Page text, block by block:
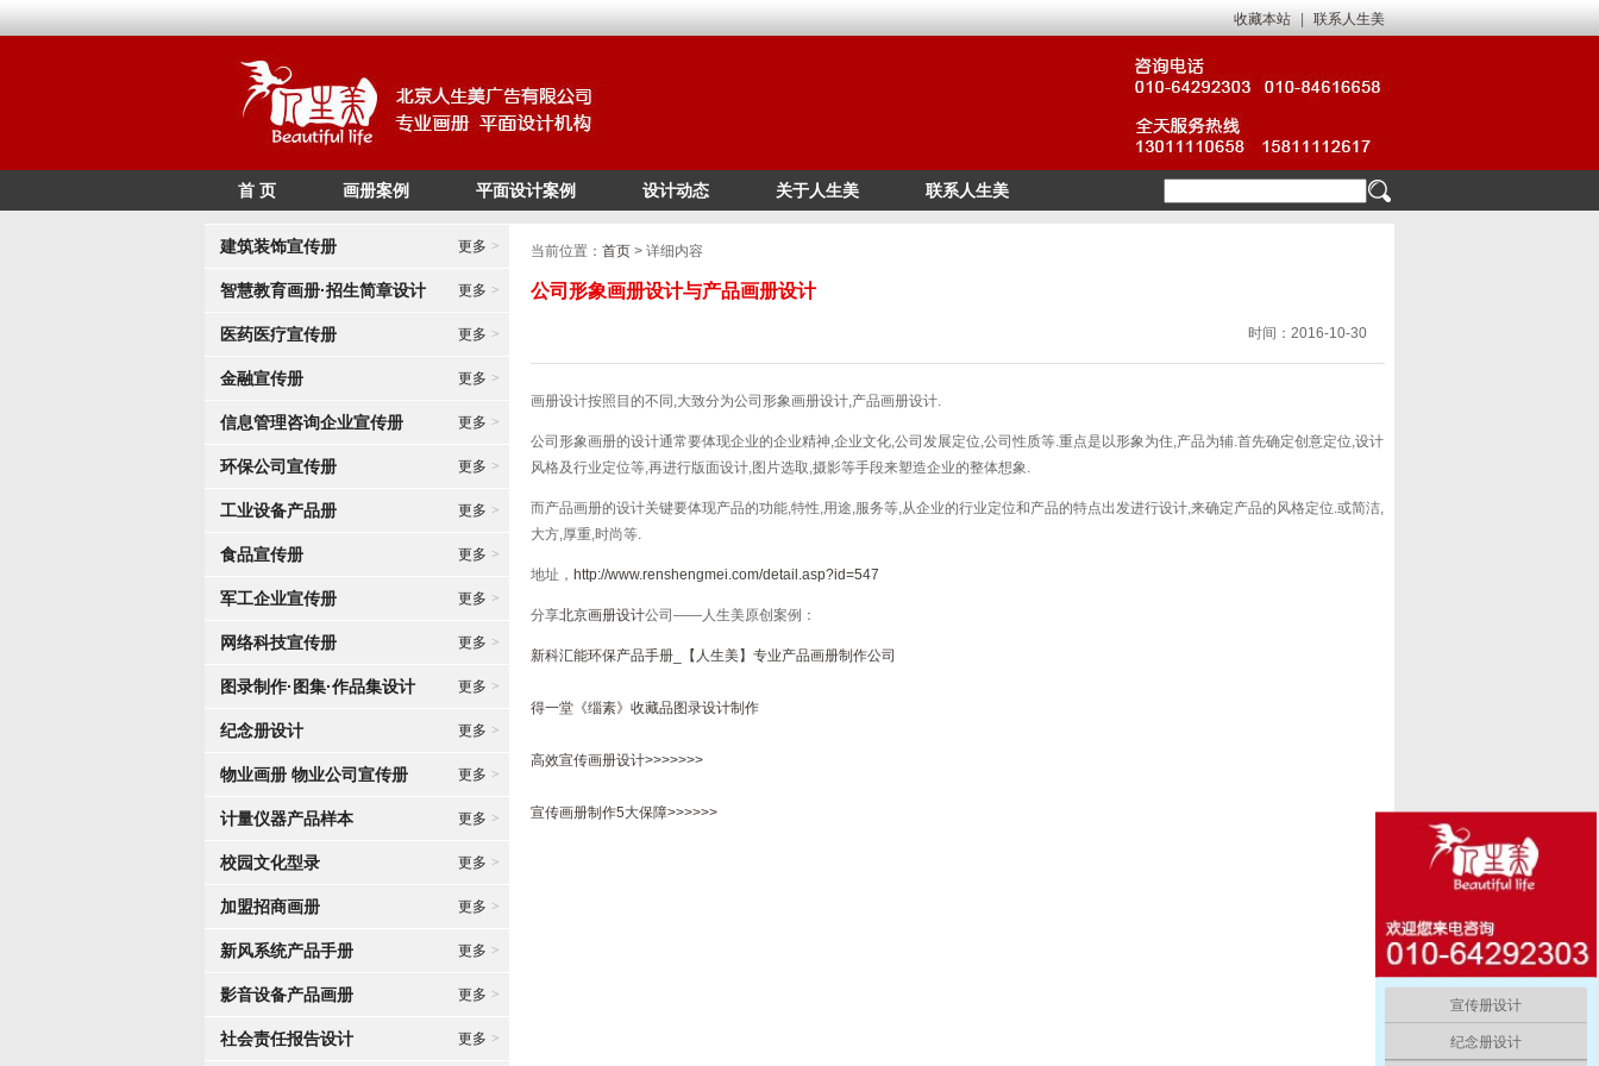
联系人生美
收藏本站
/* */
首 页 画册案例 平面设计案例 设计动态 关于人生美 联系人生美
建筑装饰宣传册 更多 >
智慧教育画册·招生简章设计 更多 >
医药医疗宣传册 更多 >
金融宣传册 更多 >
信息管理咨询企业宣传册 更多 >
环保公司宣传册 更多 >
工业设备产品册 更多 >
食品宣传册 更多 >
军工企业宣传册 更多 >
网络科技宣传册 更多 >
图录制作·图集·作品集设计 更多 >
纪念册设计 更多 >
物业画册 物业公司宣传册 更多 >
计量仪器产品样本 更多 >
校园文化型录 更多 >
加盟招商画册 更多 >
新风系统产品手册 更多 >
影音设备产品画册 更多 >
社会责任报告设计 更多 >
当前位置： 首页 > 详细内容
公司形象画册设计与产品画册设计
时间：2016-10-30
画册设计按照目的不同,大致分为公司形象画册设计,产品画册设计.
公司形象画册的设计通常要体现企业的企业精神,企业文化,公司发展定位,公司性质等.重点是以形象为住,产品为辅.首先确定创意定位,设计
风格及行业定位等,再进行版面设计,图片选取,摄影等手段来塑造企业的整体想象.
而产品画册的设计关键要体现产品的功能,特性,用途,服务等,从企业的行业定位和产品的特点出发进行设计,来确定产品的风格定位.或简洁,
大方,厚重,时尚等.
地址， http://www.renshengmei.com/detail.asp?id=547
分享北京画册设计公司——人生美原创案例：
新科汇能环保产品手册_【人生美】专业产品画册制作公司
得一堂《缁素》收藏品图录设计制作
高效宣传画册设计>>>>>>>
宣传画册制作5大保障>>>>>>
宣传册设计
纪念册设计